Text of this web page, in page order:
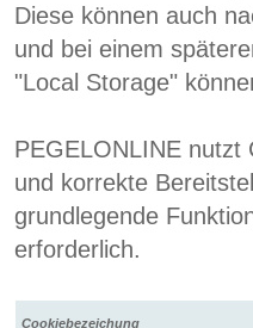
Diese können auch
und bei einem
"Local Storage"
PEGELONLINE nutzt
und korrekte
grundlegende
erforderlich.
Cookiebezeichung